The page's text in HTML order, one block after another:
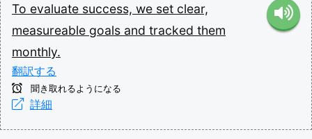
To evaluate success, we set clear,
measureable goals and tracked them
monthly.
翻訳する
聞き取れるようになる
詳細